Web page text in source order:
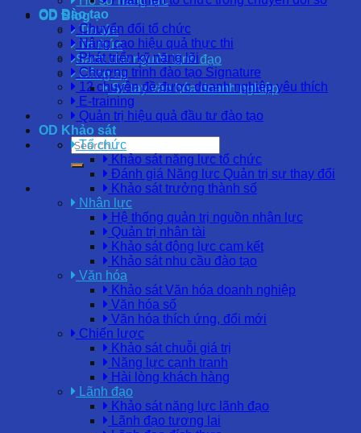
OD Blog
Tin tức
Tri thức
Sách cho người lãnh đạo
Công cụ
Sổ tay văn hóa doanh nghiệp
OD Đào tạo
Chuyển đổi tổ chức
Nâng cao hiệu quả thực thi
Phát triển kỹ năng lõi
Chương trình đào tạo Signature
12 chuyên đề được doanh nghiệp yêu thích
E-training
Quản trị hiệu quả đầu tư đào tạo
OD Khảo sát
Tổ chức
Khảo sát năng lực tổ chức
Đánh giá Năng lực Quản trị sự thay đổi
Khảo sát trưởng thành số
Nhân lực
Hệ thống quản trị nguồn nhân lực
Quản trị nhân tài
Khảo sát động lực cam kết
Khảo sát nhu cầu đào tạo
Văn hóa
Khảo sát Văn hóa doanh nghiệp
Văn hóa số
Văn hóa thích ứng, đổi mới
Chiến lược
Khảo sát chuỗi giá trị
Năng lực cạnh tranh
Hài lòng khách hàng
Lãnh đạo
Khảo sát năng lực lãnh đạo
Lãnh đạo tương lai